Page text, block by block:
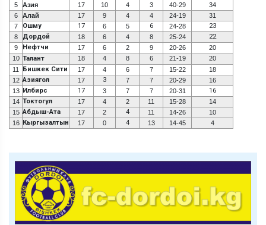
5 Азия 17 10 4 3 40-29
34
6
Алай 17 9 4 4 24-19
31
7
Ошму 17 6 5 6 24-28 23
8 Дордой 18 6 4 8 25-24 22
9 Нефтчи 17 6 2 9 20-26
20
10 Талант 18 4 8 6 21-19
20
11
Бишкек Сити 17 4 6 7 15-22
18
12 Азиягол 17 3 7 7 20-29
16
13 Илбирс 17 3 7 7 20-31 16
14 Токтогул 17 4 2 11 15-28
14
15 Абдыш-Ата 17 2 4 11 14-26
10
16 Кыргызалтын 17 0 4 13 14-45 4